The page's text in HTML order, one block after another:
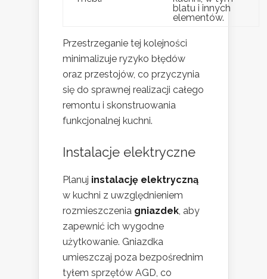
blatu i innych
elementów.
Przestrzeganie tej kolejności
minimalizuje ryzyko błędów
oraz przestojów, co przyczynia
się do sprawnej realizacji całego
remontu i skonstruowania
funkcjonalnej kuchni.
Instalacje elektryczne
Planuj instalację elektryczną
w kuchni z uwzględnieniem
rozmieszczenia gniazdek , aby
zapewnić ich wygodne
użytkowanie. Gniazdka
umieszczaj poza bezpośrednim
tyłem sprzętów AGD, co